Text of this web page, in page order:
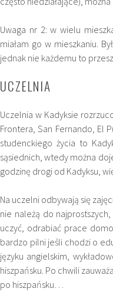
Uwaga nr 2: w wielu
miałam go w mieszkaniu.
jednak nie każdemu to
UCZELNIA
Uczelnia w Kadyksie
Frontera, San Fernando, El
studenckiego życia to
sąsiednich, wtedy można
godzinę drogi od Kadyksu,
Na uczelni odbywają się
nie należą do
uczyć, odrabiać prace
bardzo pilni jeśli chodzi o
języku angielskim,
hiszpańsku. Po chwili
po hiszpańsku…